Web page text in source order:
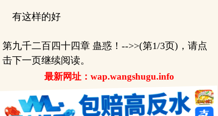
有这样的好
第九千二百四十四章 蛊惑！-->>(第1/3页)，请点
击下一页继续阅读。
最新网址：wap.wangshugu.info